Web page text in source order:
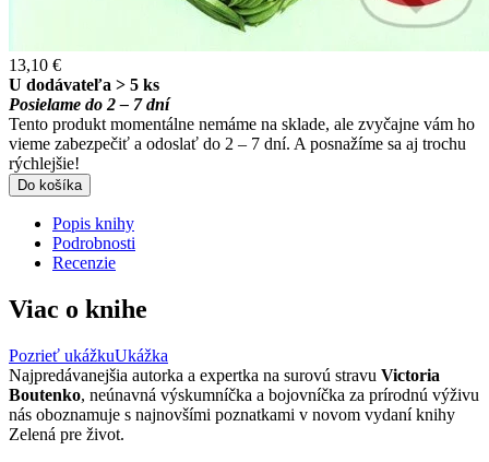
13,10 €
U dodávateľa > 5 ks
Posielame do 2 – 7 dní
Tento produkt momentálne nemáme na sklade, ale zvyčajne vám ho
vieme zabezpečiť a odoslať do 2 – 7 dní. A posnažíme sa aj trochu
rýchlejšie!
Do košíka
Popis knihy
Podrobnosti
Recenzie
Viac o knihe
Pozrieť ukážkuUkážka
Najpredávanejšia autorka a expertka na surovú stravu Victoria
Boutenko, neúnavná výskumníčka a bojovníčka za prírodnú výživu
nás oboznamuje s najnovšími poznatkami v novom vydaní knihy
Zelená pre život.